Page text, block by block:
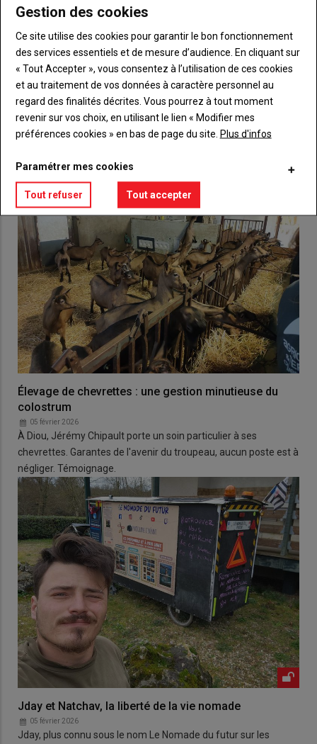
BodyChoisissez votre formule et créez votre
compte pour accéder à tout {nom-site}.
Lien Créez un compte
VOUS AIMEREZ AUSSI
Élevage de chevrettes : une gestion minutieuse du
colostrum
05 février 2026
À Diou, Jérémy Chipault porte un soin particulier à ses
chevrettes. Garantes de l'avenir du troupeau, aucun poste est à
négliger. Témoignage.
Jday et Natchav, la liberté de la vie nomade
05 février 2026
Jday, plus connu sous le nom Le Nomade du futur sur les
Gestion des cookies
Ce site utilise des cookies pour garantir le bon fonctionnement
des services essentiels et de mesure d’audience. En cliquant sur
« Tout Accepter », vous consentez à l’utilisation de ces cookies
et au traitement de vos données à caractère personnel au
regard des finalités décrites. Vous pourrez à tout moment
revenir sur vos choix, en utilisant le lien « Modifier mes
préférences cookies » en bas de page du site. Plus d'infos
Paramétrer mes cookies
Tout refuser Tout accepter